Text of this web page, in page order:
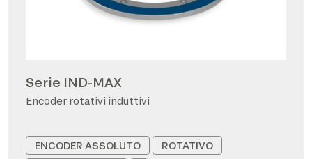
Serie IND-MAX
Encoder rotativi induttivi
ENCODER ASSOLUTO
ROTATIVO